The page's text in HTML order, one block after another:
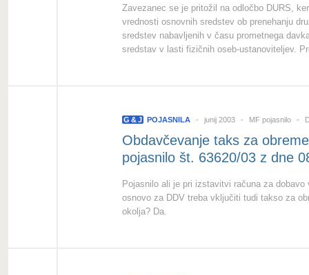
Zavezanec se je pritožil na odločbo DURS,
vrednosti osnovnih sredstev ob prenehanju
sredstev nabavljenih v času prometnega
sredstav v lasti fizičnih oseb-ustanoviteljev.
G &J POJASNILA junij 2003 MF pojasnilo
Obdavčevanje taks za
pojasnilo št. 63620/03 z dne
Pojasnilo ali je pri izstavitvi računa za
osnovo za DDV treba vključiti tudi takso za
okolja? Da.